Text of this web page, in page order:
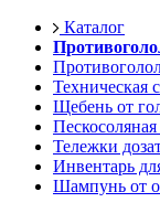
Каталог
Техническая
Щебень от
Тележки
Инвентарь
Шампунь от